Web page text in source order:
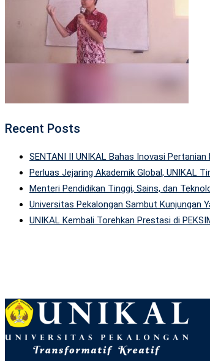
Recent Posts
SENTANI II UNIKAL Bahas Inovasi
Perluas Jejaring Akademik Global, UNIKAL
Menteri Pendidikan Tinggi, Sains, dan
Universitas Pekalongan Sambut Kunjungan
UNIKAL Kembali Torehkan Prestasi di